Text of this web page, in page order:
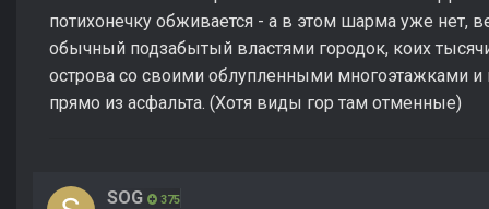
потихонечку обживается - а в этом шарма уже нет,
обычный подзабытый властями городок, коих
острова со своими облупленными многоэтажками и
прямо из асфальта. (Хотя виды гор там отменные)
SOG 375